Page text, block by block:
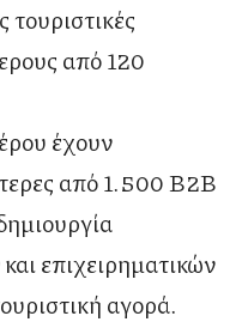
τουριστικές
από 120
έχουν
από 1.500 B2B
επιχειρηματικών
αγορά.